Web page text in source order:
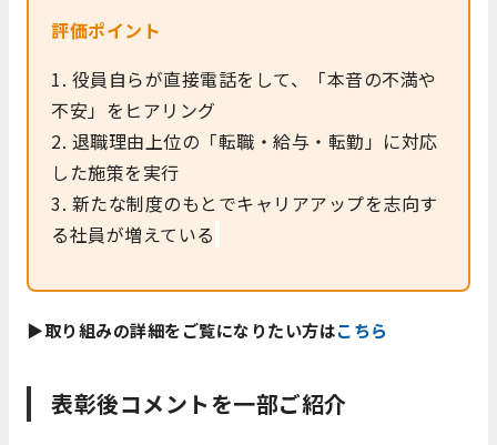
評価ポイント
1. 役員自らが直接電話をして、「本音の不満や
不安」をヒアリング
2. 退職理由上位の「転職・給与・転勤」に対応
した施策を実行
3. 新たな制度のもとでキャリアアップを志向す
る社員が増えている
▶取り組みの詳細をご覧になりたい方はこちら
表彰後コメントを一部ご紹介